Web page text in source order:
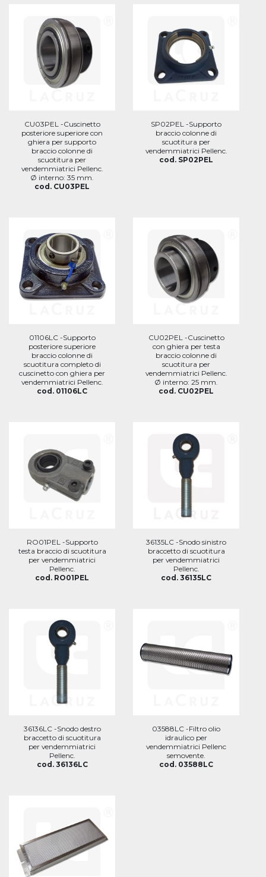
CU03PEL -Cuscinetto
posteriore superiore con
ghiera per supporto
braccio colonne di
scuotitura per
vendemmiatrici Pellenc.
Ø interno: 35 mm.
cod. CU03PEL
SP02PEL -Supporto
braccio colonne di
scuotitura per
vendemmiatrici Pellenc.
cod. SP02PEL
01106LC -Supporto
posteriore superiore
braccio colonne di
scuotitura completo di
cuscinetto con ghiera per
vendemmiatrici Pellenc.
cod. 01106LC
CU02PEL -Cuscinetto
con ghiera per testa
braccio colonne di
scuotitura per
vendemmiatrici Pellenc.
Ø interno: 25 mm.
cod. CU02PEL
RO01PEL -Supporto
testa braccio di scuotitura
per vendemmiatrici
Pellenc.
cod. RO01PEL
36135LC -Snodo sinistro
braccetto di scuotitura
per vendemmiatrici
Pellenc.
cod. 36135LC
36136LC -Snodo destro
braccetto di scuotitura
per vendemmiatrici
Pellenc.
cod. 36136LC
03588LC -Filtro olio
idraulico per
vendemmiatrici Pellenc
semovente.
cod. 03588LC